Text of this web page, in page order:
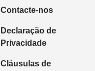
Contacte-nos
Declaração de
Privacidade
Cláusulas de